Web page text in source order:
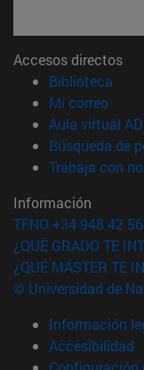
Accesos directos
Biblioteca
Mi correo(abre
Aula virtual
Búsqueda de
Trabaja con
Información
TFNO +34 948 42
¿QUÉ GRADO TE
¿QUÉ MÁSTER TE
© Universidad de
Información
Accesibilidad